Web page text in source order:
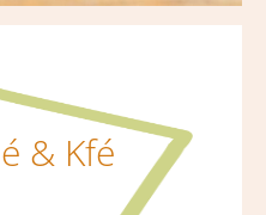
& Kfé